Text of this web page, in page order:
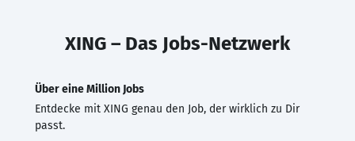
XING – Das Jobs-Netzwerk
Über eine Million Jobs
Entdecke mit XING genau den Job, der wirklich zu Dir
passt.